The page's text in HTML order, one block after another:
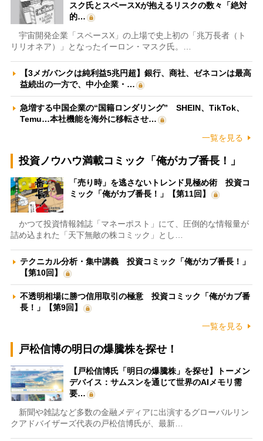
スク氏とスペースXが抱えるリスクの数々「絶対
的…
宇宙開発企業「スペースX」の上場で史上初の「兆万長者（ト
リリオネア）」となったイーロン・マスク氏。…
【3メガバンクは純利益5兆円超】銀行、商社、ゼネコンは最高
益続出の一方で、中小企業・…
急増する中国企業の“国籍ロンダリング” SHEIN、TikTok、
Temu…本社機能を海外に移転させ…
一覧を見る
投資ノウハウ満載コミック「俺がカブ番長！」
「売り時」を逃さないトレンド見極め術 投資コ
ミック「俺がカブ番長！」【第11回】
かつて投資情報雑誌「マネーポスト」にて、圧倒的な情報量が
詰め込まれた「天下無敵の株コミック」とし…
テクニカル分析・集中講義 投資コミック「俺がカブ番長！」
【第10回】
不透明相場に勝つ信用取引の極意 投資コミック「俺がカブ番
長！」【第9回】
一覧を見る
戸松信博の明日の爆騰株を探せ！
【戸松信博氏「明日の爆騰株」を探せ】トーメン
デバイス：サムスンを通じて世界のAIメモリ需
要…
新聞や雑誌など多数の金融メディアに出演するグローバルリン
クアドバイザーズ代表の戸松信博氏が、最新…